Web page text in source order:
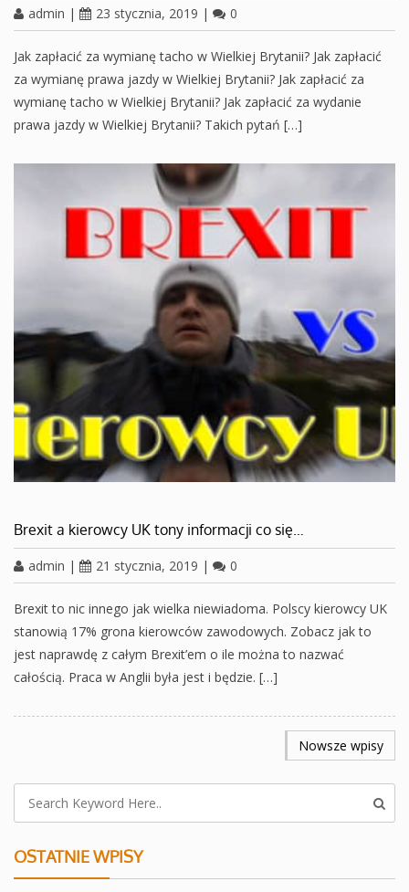
admin | 23 stycznia, 2019 | 0
Jak zapłacić za wymianę tacho w Wielkiej Brytanii? Jak zapłacić
za wymianę prawa jazdy w Wielkiej Brytanii? Jak zapłacić za
wymianę tacho w Wielkiej Brytanii? Jak zapłacić za wydanie
prawa jazdy w Wielkiej Brytanii? Takich pytań […]
Brexit a kierowcy UK tony informacji co się…
admin | 21 stycznia, 2019 | 0
Brexit to nic innego jak wielka niewiadoma. Polscy kierowcy UK
stanowią 17% grona kierowców zawodowych. Zobacz jak to
jest naprawdę z całym Brexit’em o ile można to nazwać
całością. Praca w Anglii była jest i będzie. […]
WPISACH
Nowsze wpisy
OSTATNIE WPISY